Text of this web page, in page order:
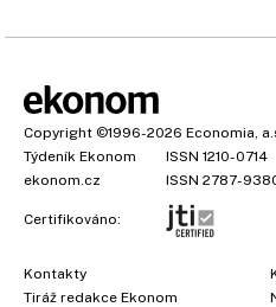
Copyright ©1996-2026 Economia,
Týdeník Ekonom
ISSN 1210-0714
ekonom.cz
ISSN 2787-
Certifikováno:
Kontakty
Tiráž redakce Ekonom